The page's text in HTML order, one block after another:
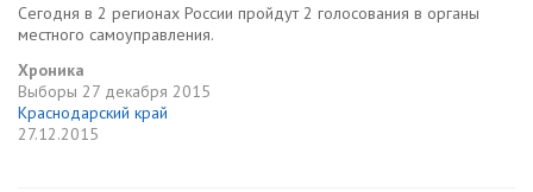
Сегодня в 2 регионах России пройдут 2 голосования в органы
местного самоуправления.
Хроника
Выборы 27 декабря 2015
Краснодарский край
27.12.2015